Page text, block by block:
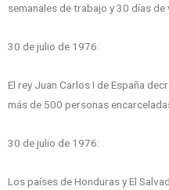
semanales de trabajo y 30 días de
30 de julio de 1976:
El rey Juan Carlos I de España
más de 500 personas
30 de julio de 1976:
Los países de Honduras y El